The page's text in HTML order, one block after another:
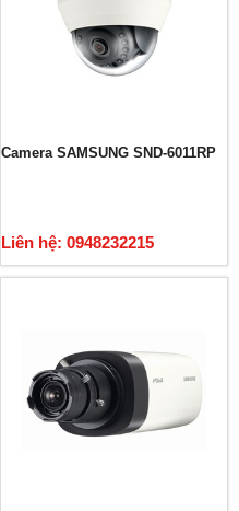
Camera SAMSUNG SND-6011RP
Liên hệ: 0948232215